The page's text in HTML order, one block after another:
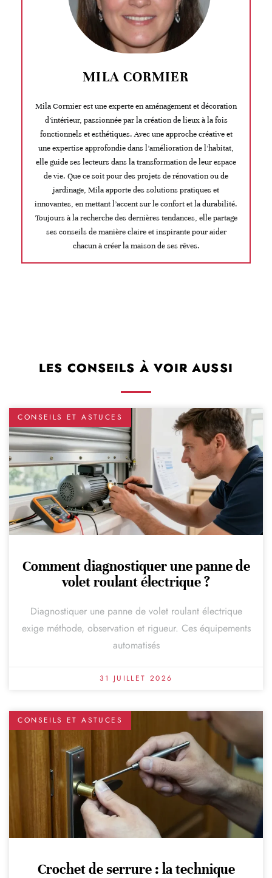
MILA CORMIER
Mila Cormier est une experte en aménagement et décoration
d’intérieur, passionnée par la création de lieux à la fois
fonctionnels et esthétiques. Avec une approche créative et
une expertise approfondie dans l’amélioration de l’habitat,
elle guide ses lecteurs dans la transformation de leur espace
de vie. Que ce soit pour des projets de rénovation ou de
jardinage, Mila apporte des solutions pratiques et
innovantes, en mettant l’accent sur le confort et la durabilité.
Toujours à la recherche des dernières tendances, elle partage
ses conseils de manière claire et inspirante pour aider
chacun à créer la maison de ses rêves.
LES CONSEILS À VOIR AUSSI
CONSEILS ET ASTUCES
Comment diagnostiquer une panne de
volet roulant électrique ?
Diagnostiquer une panne de volet roulant électrique
exige méthode, observation et rigueur. Ces équipements
automatisés
31 JUILLET 2026
CONSEILS ET ASTUCES
Crochet de serrure : la technique